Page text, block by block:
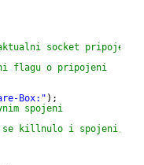
socket pripojeny
flagu o pripojeni
Box:" );
spojeni
killnulo i spojeni,